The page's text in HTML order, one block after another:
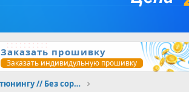
Заказать прошивку
Заказать индивидульную прошивку
Любые вопросы по ЧИП тюнингу // Без сортировки